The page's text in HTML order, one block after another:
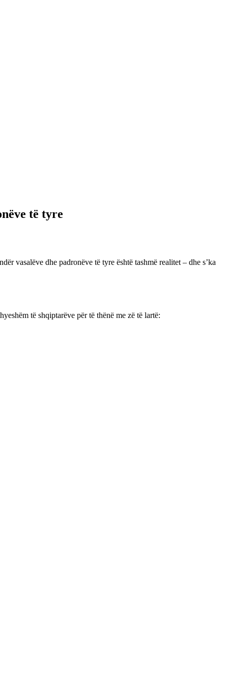
të tyre
vasalëve dhe padronëve të tyre është tashmë realitet – dhe s’ka
të shqiptarëve për të thënë me zë të lartë: